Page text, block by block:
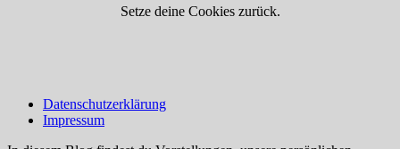
Setze deine Cookies zurück.
Datenschutzerklärung
Impressum